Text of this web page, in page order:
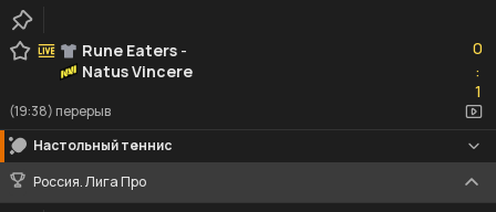
Rune Eaters -
Natus Vincere
0
:1
1
(19:38) перерыв
Настольный теннис
Россия. Лига Про